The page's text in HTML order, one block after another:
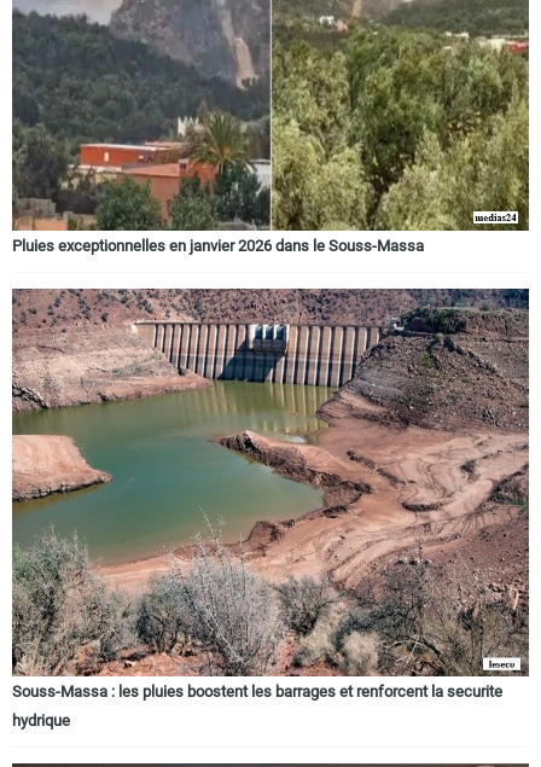
Circuits touristiques
Tourisme
Régions
Hotels
Evenements
Contact
Pluies exceptionnelles en janvier 2026 dans le Souss-Massa
Souss-Massa : les pluies boostent les barrages et renforcent la securite
hydrique